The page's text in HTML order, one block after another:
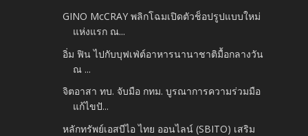
GINO McCRAY พลิกโฉมเปิดตัวช็อปรูปแบบใหม่
แห่งแรก ณ...
อิ่ม ฟิน ไปกับบุฟเฟ่ต์อาหารนานาชาติมื้อกลางวัน
ณ ...
จิตอาสา ทบ. จับมือ กทม. บูรณาการความร่วมมือ
แก้ไขปั...
หลักทรัพย์เอสบีไอ ไทย ออนไลน์ (SBITO) เสริม